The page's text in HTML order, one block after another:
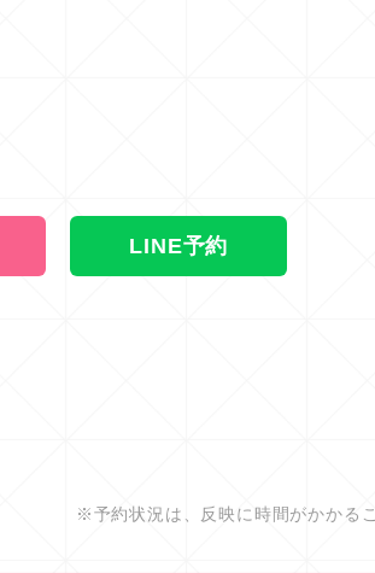
LINE予約
※予約状況は、反映に時間がかかる